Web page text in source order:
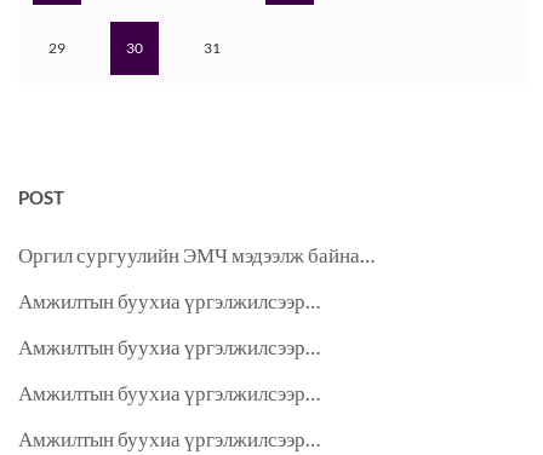
29 30 31
POST
Оргил сургуулийн ЭМЧ мэдээлж байна…
Амжилтын буухиа үргэлжилсээр…
Амжилтын буухиа үргэлжилсээр…
Амжилтын буухиа үргэлжилсээр…
Амжилтын буухиа үргэлжилсээр…